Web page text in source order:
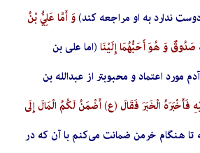
ندارد به او مراجعه کند)وَ أَمَّا عَلِيُّ بْنُ
وَ هُوَ أَحَبُّهُمَا إِلَيْنَا (اما علی بن
مورد اعتماد و محبوبتر از عبدالله بن
فَأَخْبَرَهُ الْخَبَرَ فَقَالَ (ع) أَضْمَنُ لَكُمُ الْمَالَ إِلَى
تا هنگام خرمن ضمانت می‌کنم با آن که در